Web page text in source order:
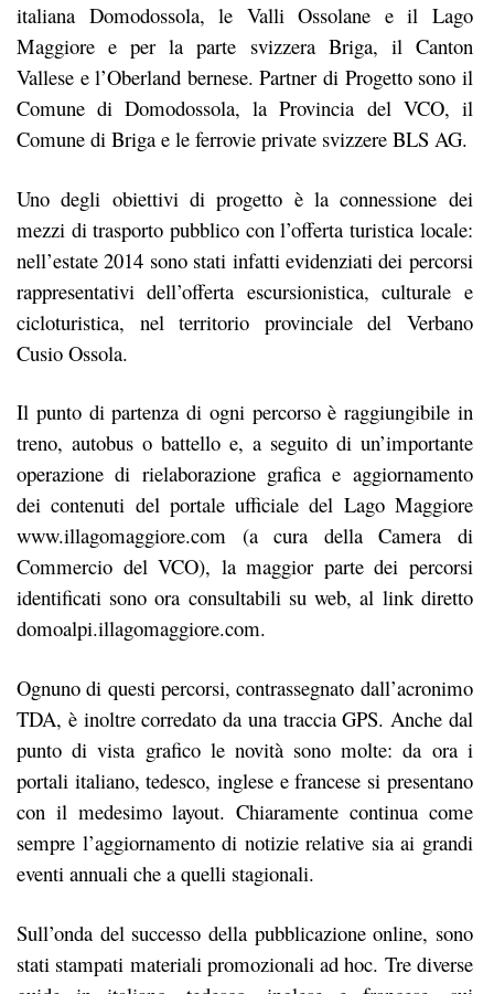
italiana Domodossola, le Valli Ossolane e il Lago
Maggiore e per la parte svizzera Briga, il Canton
Vallese e l’Oberland bernese. Partner di Progetto sono il
Comune di Domodossola, la Provincia del VCO, il
Comune di Briga e le ferrovie private svizzere BLS AG.
Uno degli obiettivi di progetto è la connessione dei
mezzi di trasporto pubblico con l’offerta turistica locale:
nell’estate 2014 sono stati infatti evidenziati dei percorsi
rappresentativi dell’offerta escursionistica, culturale e
cicloturistica, nel territorio provinciale del Verbano
Cusio Ossola.
Il punto di partenza di ogni percorso è raggiungibile in
treno, autobus o battello e, a seguito di un’importante
operazione di rielaborazione grafica e aggiornamento
dei contenuti del portale ufficiale del Lago Maggiore
www.illagomaggiore.com (a cura della Camera di
Commercio del VCO), la maggior parte dei percorsi
identificati sono ora consultabili su web, al link diretto
domoalpi.illagomaggiore.com.
Ognuno di questi percorsi, contrassegnato dall’acronimo
TDA, è inoltre corredato da una traccia GPS. Anche dal
punto di vista grafico le novità sono molte: da ora i
portali italiano, tedesco, inglese e francese si presentano
con il medesimo layout. Chiaramente continua come
sempre l’aggiornamento di notizie relative sia ai grandi
eventi annuali che a quelli stagionali.
Sull’onda del successo della pubblicazione online, sono
stati stampati materiali promozionali ad hoc. Tre diverse